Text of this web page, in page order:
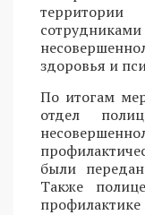
здоровья и
По итогам
отдел
были
Также